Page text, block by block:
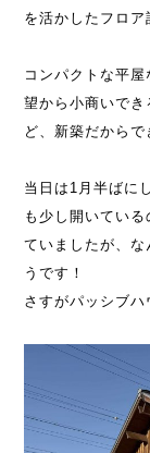
を活かしたフロア
コンパクトな平
望から小商いで
ど、新築だからで
当日は1月半ばに
も少し開いてい
ていましたが、
うです！
さすがパッシブハ